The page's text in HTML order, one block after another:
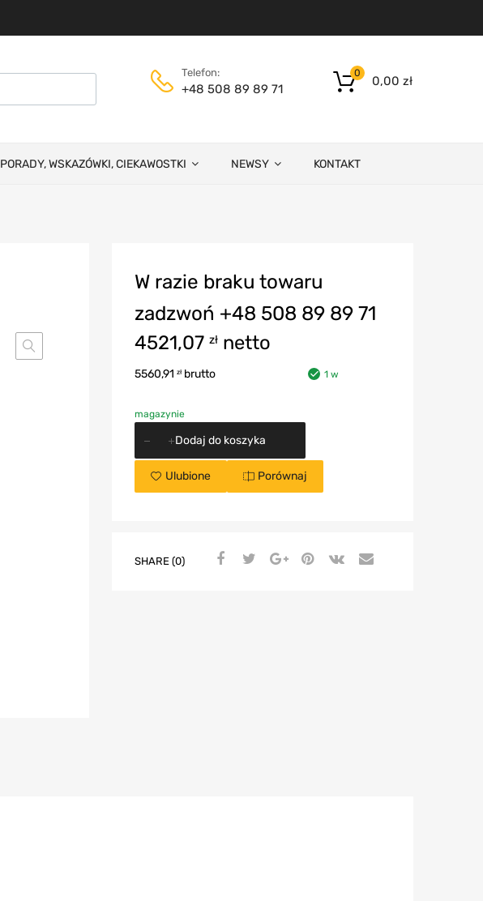
Telefon:
+48 508 89 89 71
0,00 zł
0
PORADY, WSKAZÓWKI, CIEKAWOSTKI NEWSY KONTAKT
W razie braku towaru
zadzwoń +48 508 89 89 71
4521,07 zł netto
5560,91 zł brutto 1 w
magazynie
Dodaj do koszyka
Ulubione Porównaj
SHARE (0)